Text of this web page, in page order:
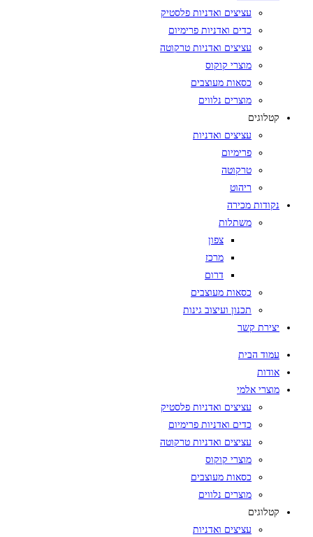
עציצים ואדניות פלסטיק
כדים ואדניות פרימיום
עציצים ואדניות טרקוטה
מוצרי קוקוס
כסאות מעוצבים
מוצרים נלווים
קטלוגים
עציצים ואדניות
פרימיום
טרקוטה
ריהוט
נקודות מכירה
משתלות
צפון
מרכז
דרום
כסאות מעוצבים
תכנון ועיצוב גינות
יצירת קשר
עמוד הבית
אודות
מוצרי אלמי
עציצים ואדניות פלסטיק
כדים ואדניות פרימיום
עציצים ואדניות טרקוטה
מוצרי קוקוס
כסאות מעוצבים
מוצרים נלווים
קטלוגים
עציצים ואדניות